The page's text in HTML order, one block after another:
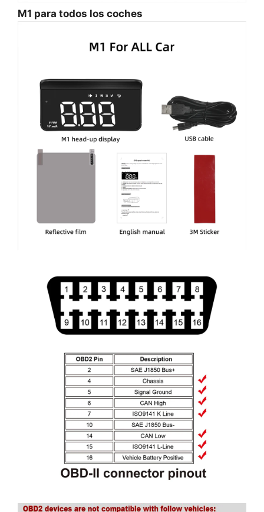
M1 para todos los coches